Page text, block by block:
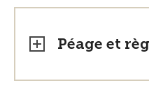
Péage et